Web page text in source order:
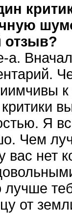
отзыв?
а.
критики
Я
Чем
вас нет
лучше
от